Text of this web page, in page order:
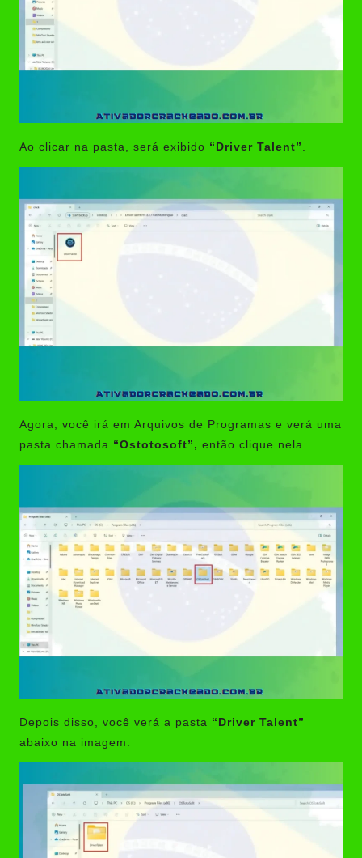
Ao clicar na pasta, será exibido “Driver Talent” .
Agora, você irá em Arquivos de Programas e verá uma
pasta chamada “Ostotosoft”, então clique nela.
Depois disso, você verá a pasta “Driver Talent”
abaixo na imagem.